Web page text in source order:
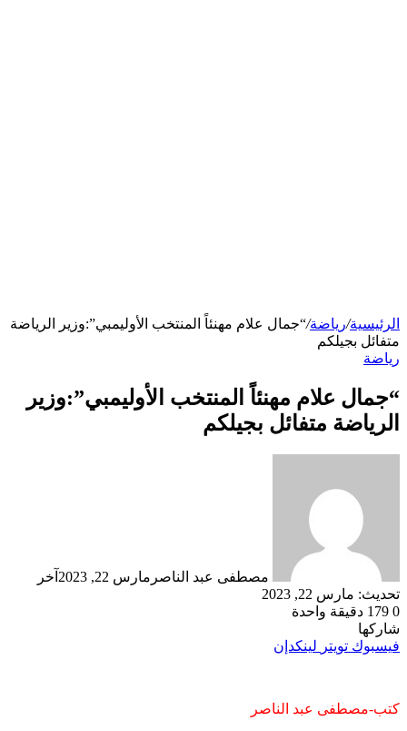
الرئيسية/رياضة/“جمال علام مهنئاً المنتخب الأوليمبي”:وزير الرياضة
متفائل بجيلكم
رياضة
“جمال علام مهنئاً المنتخب الأوليمبي”:وزير
الرياضة متفائل بجيلكم
مصطفى عبد الناصر مارس 22, 2023
آخر
تحديث: مارس 22, 2023
0
دقيقة واحدة
شاركها
فيسبوك تويتر لينكدإن
كتب-مصطفى عبد الناصر